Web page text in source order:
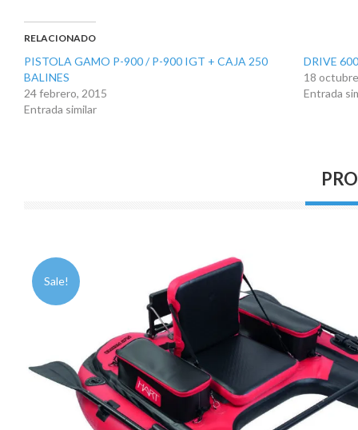
RELACIONADO
PISTOLA GAMO P-900 / P-900 IGT + CAJA 250
BALINES
24 febrero, 2015
Entrada similar
DRIVE
18
Entrada
Sale!